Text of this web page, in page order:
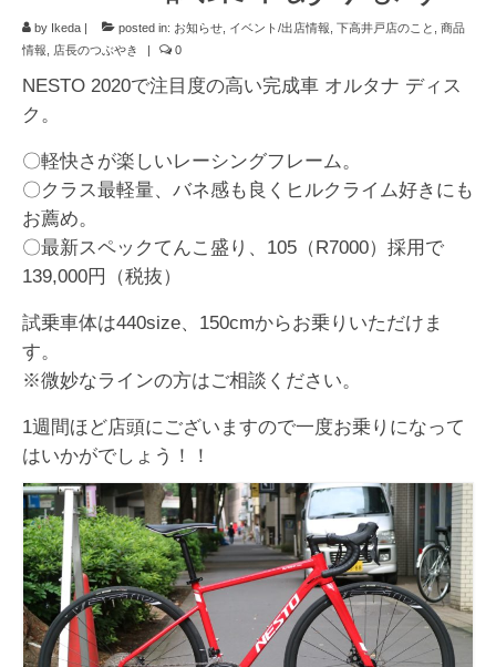
お知らせ
イベント/出店情報
お問い合わせ
オーダージャージ
スポーツキッド ホーム
by Ikeda | posted in: お知らせ イベント/出店情報 下高井戸店のこと
商品
情報
店長のつぶやき | 0
NESTO 2020で注目度の高い完成車 オルタナ ディス
ク。
〇軽快さが楽しいレーシングフレーム。
〇クラス最軽量、バネ感も良くヒルクライム好きにも
お薦め。
〇最新スペックてんこ盛り、105（R7000）採用で
139,000円（税抜）
試乗車体は440size、150cmからお乗りいただけま
す。
※微妙なラインの方はご相談ください。
1週間ほど店頭にございますので一度お乗りになって
はいかがでしょう！！